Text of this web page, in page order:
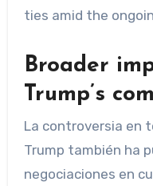
ties amid the
Broader
Trump’s
La controversia en
Trump también ha
negociaciones en